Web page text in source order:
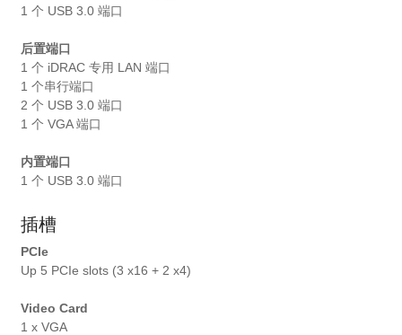
1 个 USB 3.0 端口
后置端口
1 个 iDRAC 专用 LAN 端口
1 个串行端口
2 个 USB 3.0 端口
1 个 VGA 端口
内置端口
1 个 USB 3.0 端口
插槽
PCIe
Up 5 PCIe slots (3 x16 + 2 x4)
Video Card
1 x VGA